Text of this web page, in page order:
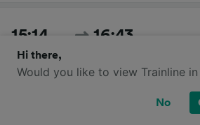
15:14 16:43
Hi there,
Would you like to view Trainline in
No